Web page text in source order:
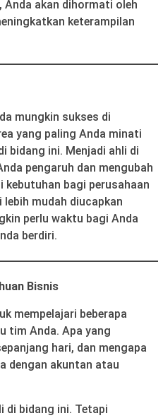
akan dihormati oleh
keterampilan
mungkin sukses di
yang paling Anda minati
bidang ini. Menjadi ahli di
pengaruh dan mengubah
bagi perusahaan
mudah diucapkan
perlu waktu bagi Anda
berdiri.
Bisnis
mempelajari beberapa
tim Anda. Apa yang
hari, dan mengapa
dengan akuntan atau
di bidang ini. Tetapi